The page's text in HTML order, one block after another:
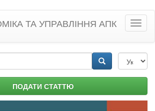
ТА УПРАВЛІННЯ АПК
ПОДАТИ СТАТТЮ